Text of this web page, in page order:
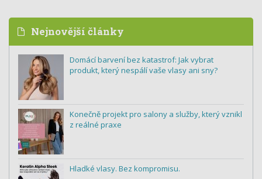
Nejnovější články
Domácí barvení bez katastrof: Jak vybrat
produkt, který nespálí vaše vlasy ani sny?
Konečně projekt pro salony a služby, který vznikl
z reálné praxe
Hladké vlasy. Bez kompromisu.